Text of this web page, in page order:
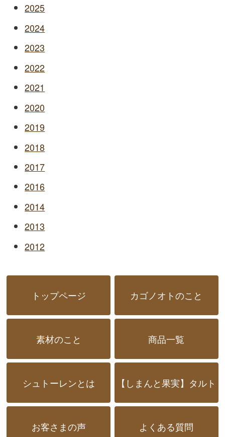
2025
2024
2023
2022
2021
2020
2019
2018
2017
2016
2014
2013
2012
トップページ カゴノオトのこと
素材のこと 商品一覧
シュトーレンとは 【しまんと果実】タルト
お客さまの声 よくある質問